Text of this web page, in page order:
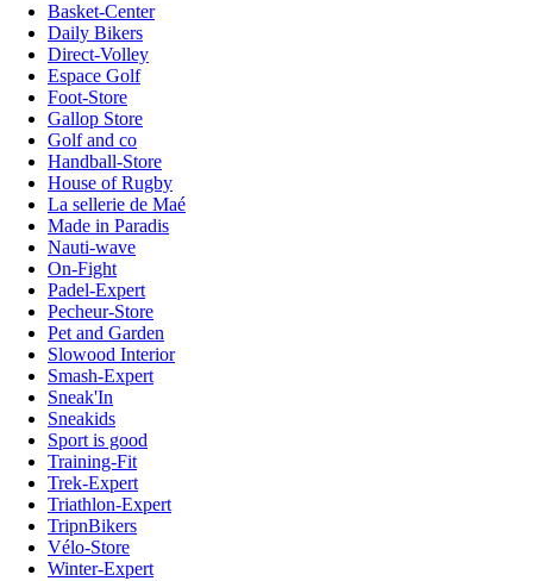
Basket-Center
Daily Bikers
Direct-Volley
Espace Golf
Foot-Store
Gallop Store
Golf and co
Handball-Store
House of Rugby
La sellerie de Maé
Made in Paradis
Nauti-wave
On-Fight
Padel-Expert
Pecheur-Store
Pet and Garden
Slowood Interior
Smash-Expert
Sneak'In
Sneakids
Sport is good
Training-Fit
Trek-Expert
Triathlon-Expert
TripnBikers
Vélo-Store
Winter-Expert